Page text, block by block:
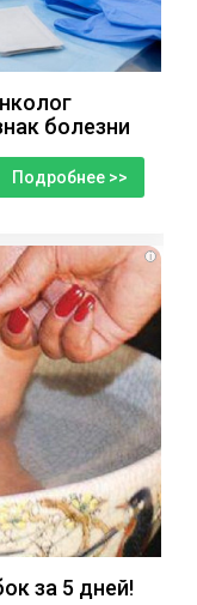
болезни
Подробнее >>
i
за 5 дней!